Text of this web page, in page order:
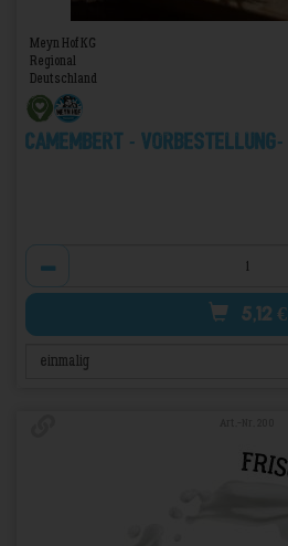
Meyn Hof KG
Regional
Deutschland
Camembert - VORBESTELLUNG-
5,12 €